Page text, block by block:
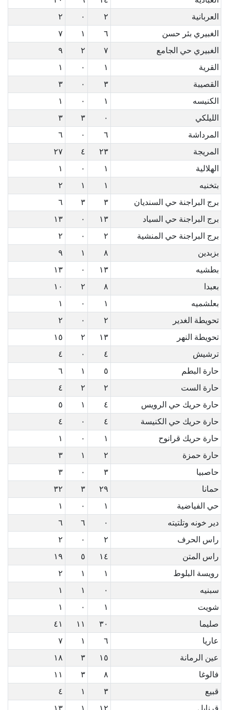
العربانية
٢ ٠
٢
الغبيري بئر حسن
٦ ١
٧
الغبيري حي الجامع
٧ ٢
٩
القرية
١ ٠
١
القصيبة
٣ ٠
٣
الكنيسه
١ ٠
١
الليلكي
٠ ٣
٣
المرداشة
٦ ٠
٦
المريجة
٢٣ ٤
٢٧
الهلالية
١ ٠
١
بتخنيه
١ ١
٢
برج البراجنة حي السنديان
٣ ٣
٦
برج البراجنة حي السياد
١٣ ٠
١٣
برج البراجنة حي المنشية
٢ ٠
٢
بزبدين
٨ ١
٩
بطشيه
١٣ ٠
١٣
بعبدا
٨ ٢
١٠
بعلشميه
١ ٠
١
تحويطة الغدير
٢ ٠
٢
تحويطة النهر
١٣ ٢
١٥
ترشيش
٤ ٠
٤
حارة البطم
٥ ١
٦
حارة الست
٢ ٢
٤
حارة حريك حي الرويس
٤ ١
٥
حارة حريك حي الكنيسة
٤ ٠
٤
حارة حريك قرانوح
١ ٠
١
حارة حمزة
٢ ١
٣
حاصبيا
٣ ٠
٣
حمانا
٢٩ ٣
٣٢
حي الفياضية
١ ٠
١
دير خونه وتلتيته
٠ ٦
٦
راس الحرف
٢ ٠
٢
راس المتن
١٤ ٥
١٩
رويسة البلوط
١ ١
٢
سبنيه
٠ ١
١
شويت
١ ٠
١
صليما
٣٠ ١١
٤١
عاريا
٦ ١
٧
عين الرمانة
١٥ ٣
١٨
فالوغا
٨ ٣
١١
قبيع
٣ ١
٤
قرنايل
١٢ ١ ١٣